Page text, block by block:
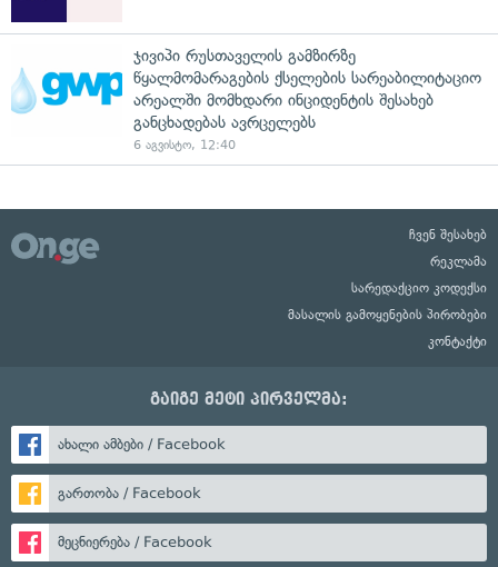
ჯივიპი რუსთაველის გამზირზე
წყალმომარაგების ქსელების სარეაბილიტაციო
არეალში მომხდარი ინციდენტის შესახებ
განცხადებას ავრცელებს
6 აგვისტო, 12:40
ჩვენ შესახებ
რეკლამა
სარედაქციო კოდექსი
მასალის გამოყენების პირობები
კონტაქტი
გაიგე მეტი პირველმა:
ახალი ამბები / Facebook
გართობა / Facebook
მეცნიერება / Facebook